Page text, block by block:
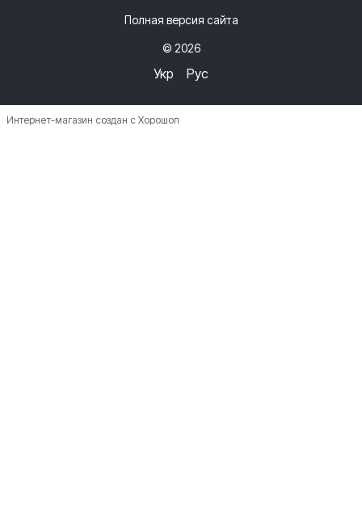
Полная версия сайта
© 2026
Укр Рус
Интернет-магазин создан с Хорошоп